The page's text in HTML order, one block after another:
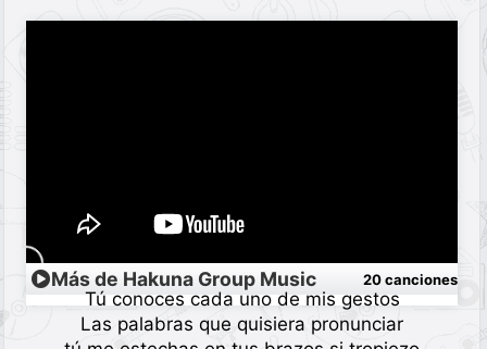
Tú conoces cada uno de mis gestos
Las palabras que quisiera pronunciar
Más de Hakuna Group Music 20 canciones